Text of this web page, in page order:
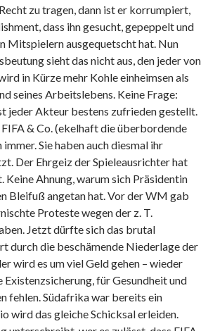
zu tragen, dann ist er korrumpiert,
dass ihn gesucht, gepeppelt und
Mitspielern ausgequetscht hat. Nun
sieht das nicht aus, den jeder von
in Kürze mehr Kohle einheimsen als
seines Arbeitslebens. Keine Frage:
jeder Akteur bestens zufrieden gestellt.
& Co. (ekelhaft die überbordende
Sie haben auch diesmal ihr
Der Ehrgeiz der Spieleausrichter hat
Keine Ahnung, warum sich Präsidentin
Bleifuß angetan hat. Vor der WM gab
Proteste wegen der z. T.
Jetzt dürfte sich das brutal
durch die beschämende Niederlage der
wird es um viel Geld gehen – wieder
für Gesundheit und
fehlen. Südafrika war bereits ein
wird das gleiche Schicksal erleiden.